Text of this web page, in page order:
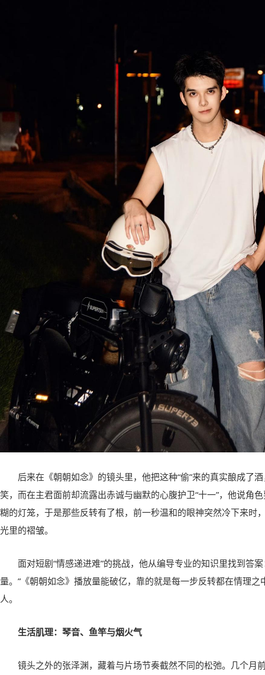
后来在《朝朝如念》的镜头里，他把这种“偷”来的真实酿成了
笑，而在主君面前却流露出赤诚与幽默的心腹护卫“十一”，他说角
糊的灯笼，于是那些反转有了根，前一秒温和的眼神突然冷下来时
光里的褶皱。
面对短剧“情感递进难”的挑战，他从编导专业的知识里找到答
量。”《朝朝如念》播放量能破亿，靠的就是每一步反转都在情理之
人。
生活肌理：琴音、鱼竿与烟火气
镜头之外的张泽渊，藏着与片场节奏截然不同的松弛。几个月